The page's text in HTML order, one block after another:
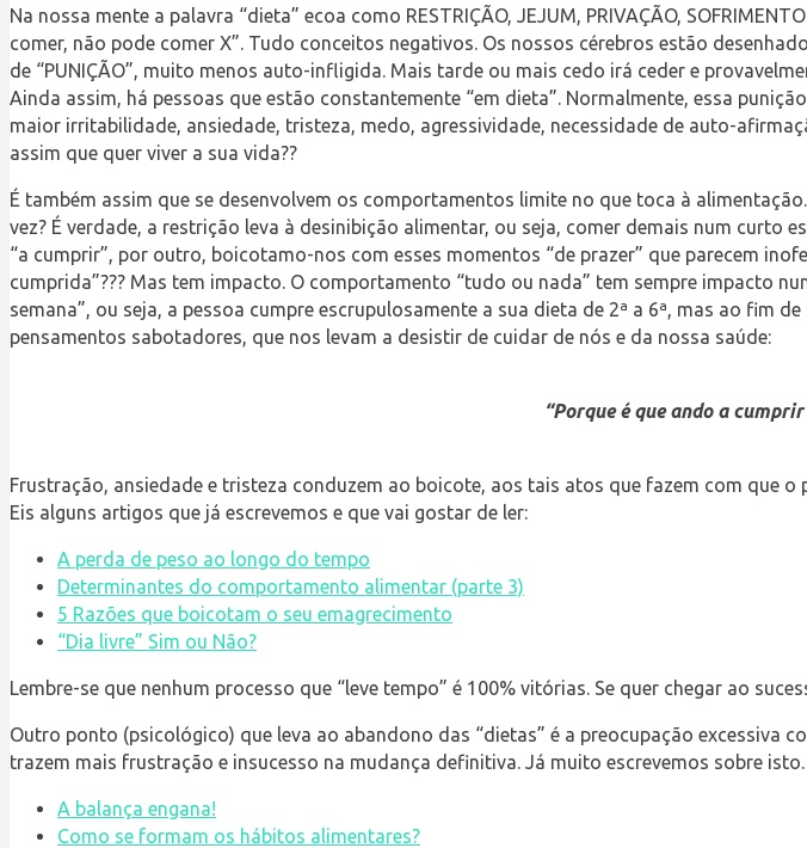
Na nossa mente a palavra “dieta” ecoa como RESTRIÇÃO, JEJUM, PRIVAÇÃO,
comer, não pode comer X”. Tudo conceitos negativos. Os nossos cérebros estão
de “PUNIÇÃO”, muito menos auto-infligida. Mais tarde ou mais cedo irá ceder e
Ainda assim, há pessoas que estão constantemente “em dieta”. Normalmente, essa
maior irritabilidade, ansiedade, tristeza, medo, agressividade, necessidade de auto-
assim que quer viver a sua vida??
É também assim que se desenvolvem os comportamentos limite no que toca à
vez? É verdade, a restrição leva à desinibição alimentar, ou seja, comer demais num
“a cumprir”, por outro, boicotamo-nos com esses momentos “de prazer” que parecem
cumprida”??? Mas tem impacto. O comportamento “tudo ou nada” tem sempre impacto
semana”, ou seja, a pessoa cumpre escrupulosamente a sua dieta de 2ª a 6ª, mas ao fim
pensamentos sabotadores, que nos levam a desistir de cuidar de nós e da nossa saúde:
“Porque é que ando a
Frustração, ansiedade e tristeza conduzem ao boicote, aos tais atos que fazem com que
Eis alguns artigos que já escrevemos e que vai gostar de ler:
A perda de peso ao longo do tempo
Determinantes do comportamento alimentar (parte 3)
5 Razões que boicotam o seu emagrecimento
“Dia livre” Sim ou Não?
Lembre-se que nenhum processo que “leve tempo” é 100% vitórias. Se quer chegar ao
Outro ponto (psicológico) que leva ao abandono das “dietas” é a preocupação excessiva
trazem mais frustração e insucesso na mudança definitiva. Já muito escrevemos sobre
A balança engana!
Como se formam os hábitos alimentares?